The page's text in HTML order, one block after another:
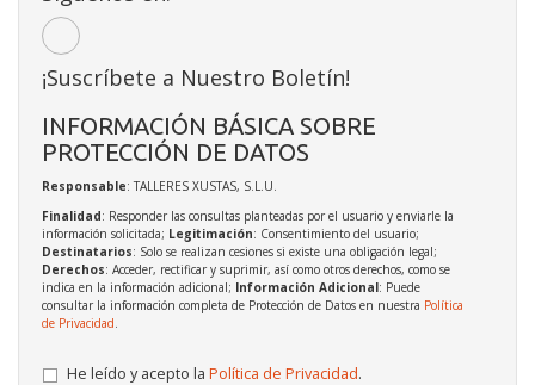
¡Suscríbete a Nuestro Boletín!
INFORMACIÓN BÁSICA SOBRE
PROTECCIÓN DE DATOS
Responsable: TALLERES XUSTAS, S.L.U.
Finalidad: Responder las consultas planteadas por el usuario y enviarle la
información solicitada; Legitimación: Consentimiento del usuario;
Destinatarios: Solo se realizan cesiones si existe una obligación legal;
Derechos: Acceder, rectificar y suprimir, así como otros derechos, como se
indica en la información adicional; Información Adicional: Puede
consultar la información completa de Protección de Datos en nuestra Política
de Privacidad
He leído y acepto la Política de Privacidad.